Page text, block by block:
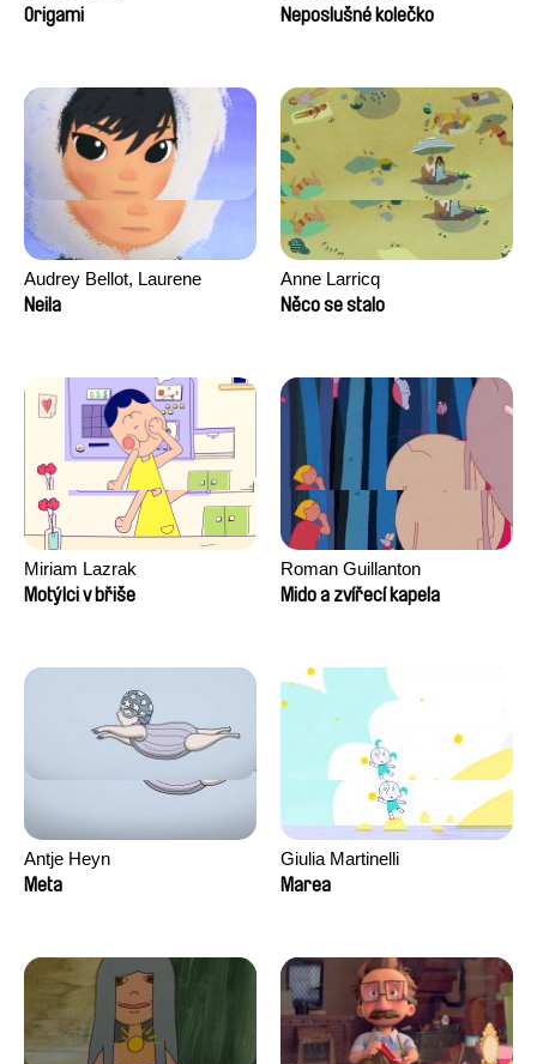
Origami
Neposlušné kolečko
Audrey Bellot, Laurene
Desoutter, Amandine
David Tabar, Guillaume
Vezzoli, Eline Zhang
Neila
Anne Larricq
Něco se stalo
Miriam Lazrak
Motýlci v břiše
Roman Guillanton
Mido a zvířecí kapela
Antje Heyn
Meta
Giulia Martinelli
Marea